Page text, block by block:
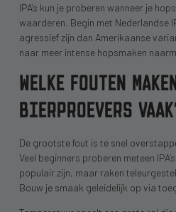
IPA’s kun je proberen wanneer je
waarderen. Begin met Nederlandse
agressief zijn dan Amerikaanse
naar meer intense hopsmaken
WELKE FOUTEN
BIERPROEVERS
De grootste fout is te snel
Veel beginners proberen meteen
populair zijn, maar raken
Bouw je smaak geleidelijk op via